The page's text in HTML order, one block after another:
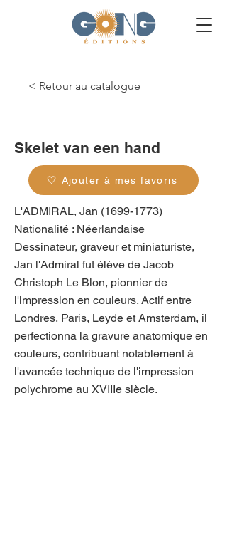
< Retour au catalogue
Skelet van een hand
🤍 Ajouter à mes favoris
L'ADMIRAL, Jan (1699-1773)
Nationalité : Néerlandaise
Dessinateur, graveur et miniaturiste,
Jan l'Admiral fut élève de Jacob
Christoph Le Blon, pionnier de
l'impression en couleurs. Actif entre
Londres, Paris, Leyde et Amsterdam, il
perfectionna la gravure anatomique en
couleurs, contribuant notablement à
l'avancée technique de l'impression
polychrome au XVIIIe siècle.